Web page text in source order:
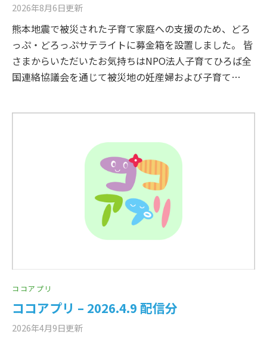
2026年8月6日更新
熊本地震で被災された子育て家庭への支援のため、どろ
っぷ・どろっぷサテライトに募金箱を設置しました。 皆
さまからいただいたお気持ちはNPO法人子育てひろば全
国連絡協議会を通じて被災地の妊産婦および子育て…
ココアプリ
ココアプリ – 2026.4.9 配信分
2026年4月9日更新